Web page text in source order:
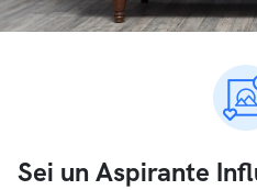
Sei un Aspirante